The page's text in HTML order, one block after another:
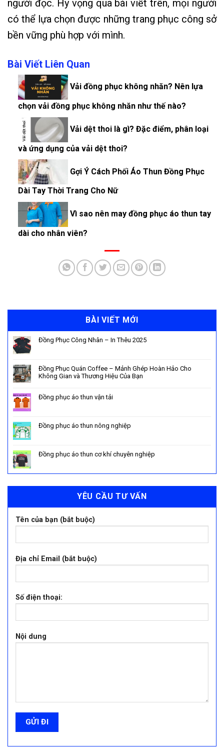
người đọc. Hy vọng qua bài viết trên, mọi người
có thể lựa chọn được những trang phục công sở
bền vững phù hợp với mình.
Bài Viết Liên Quan
Vải đồng phục không nhăn? Nên lựa
chọn vải đồng phục không nhăn như thế nào?
Vải dệt thoi là gì? Đặc điểm, phân loại
và ứng dụng của vải dệt thoi?
Gợi Ý Cách Phối Áo Thun Đồng Phục
Dài Tay Thời Trang Cho Nữ
Vì sao nên may đồng phục áo thun tay
dài cho nhân viên?
BÀI VIẾT MỚI
Đồng Phục Công Nhân – In Thêu 2025
Đồng Phục Quán Coffee – Mảnh Ghép Hoàn Hảo Cho
Không Gian và Thương Hiệu Của Bạn
Đồng phục áo thun vận tải
Đồng phục áo thun nông nghiệp
Đồng phục áo thun cơ khí chuyên nghiệp
YÊU CẦU TƯ VẤN
Tên của bạn (bắt buộc)
Địa chỉ Email (bắt buộc)
Số điện thoại:
Nội dung